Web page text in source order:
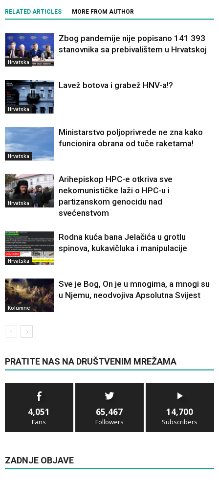
RELATED ARTICLES MORE FROM AUTHOR
Hrvatska
Zbog pandemije nije popisano 141 393
stanovnika sa prebivalištem u Hrvatskoj
Hrvatska
Lavež botova i grabež HNV-a!?
Hrvatska
Ministarstvo poljoprivrede ne zna kako
funcionira obrana od tuče raketama!
Hrvatska
Arihepiskop HPC-e otkriva sve
nekomunističke laži o HPC-u i
partizanskom genocidu nad
svećenstvom
Hrvatska
Rodna kuća bana Jelačića u grotlu
spinova, kukavičluka i manipulacije
Kolumne
Sve je Bog, On je u mnogima, a mnogi su
u Njemu, neodvojiva Apsolutna Svijest
PRATITE NAS NA DRUŠTVENIM MREŽAMA
4,051
Fans
65,467
Followers
14,700
Subscribers
ZADNJE OBJAVE